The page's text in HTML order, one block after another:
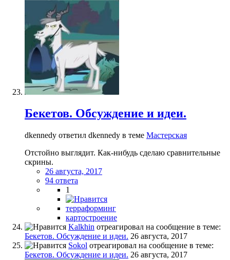
Бекетов. Обсуждение и идеи.
dkennedy ответил dkennedy в теме Мастерская
Отстойно выглядит. Как-нибудь сделаю сравнительные
скрины.
26 августа, 2017
94 ответа
1
терраформинг
картостроение
Kalkhin отреагировал на сообщение в теме:
Бекетов. Обсуждение и идеи. 26 августа, 2017
Sokol отреагировал на сообщение в теме:
Бекетов. Обсуждение и идеи. 26 августа, 2017